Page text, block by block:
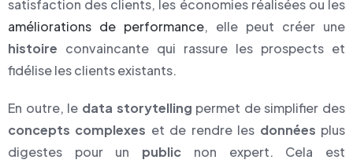
satisfaction des clients, les économies réalisées ou les
améliorations de performance, elle peut créer une
histoire convaincante qui rassure les prospects et
fidélise les clients existants.
En outre, le data storytelling permet de simplifier des
concepts complexes et de rendre les données plus
digestes pour un public non expert. Cela est